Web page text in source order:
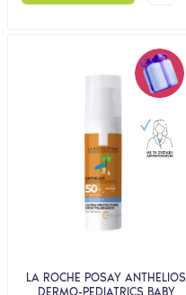
LA ROCHE POSAY ANTHELIOS
DERMO-PEDIATRICS BABY